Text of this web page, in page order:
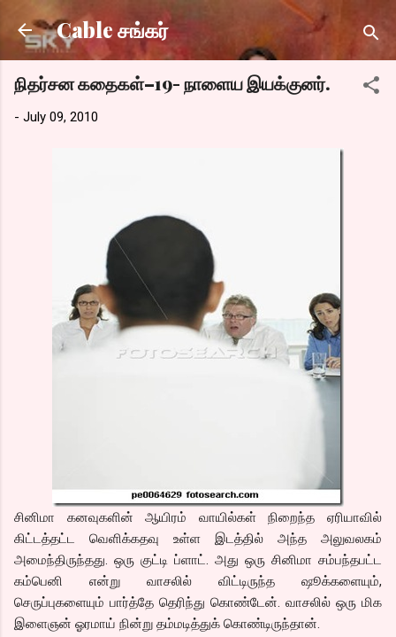
Skip to main content
Cable சங்கர்
நிதர்சன கதைகள்–19- நாளைய இயக்குனர்.
- July 09, 2010
சினிமா கனவுகளின் ஆயிரம் வாயில்கள் நிறைந்த ஏரியாவில்
கிட்டத்தட்ட வெளிக்கதவு உள்ள இடத்தில் அந்த அலுவலகம்
அமைந்திருந்தது. ஒரு குட்டி ப்ளாட். அது ஒரு சினிமா சம்பந்தபட்ட
கம்பெனி என்று வாசலில் விட்டிருந்த ஷூக்களையும்,
செருப்புகளையும் பார்த்தே தெரிந்து கொண்டேன். வாசலில் ஒரு மிக
இளைஞன் ஓரமாய் நின்று தம்மடித்துக் கொண்டிருந்தான்.